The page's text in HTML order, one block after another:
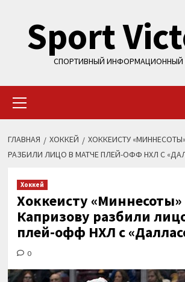
содержимому
Sport
СПОРТИВНЫЙ ИНФОРМАЦИОННЫЙ
меню
ГЛАВНАЯ ХОККЕЙ
ХОККЕИСТУ
РАЗБИЛИ ЛИЦО В МАТЧЕ ПЛЕЙ-ОФФ НХЛ С
Хоккей
Хоккеисту «Миннесоты»
Капризову разбили
плей-офф НХЛ с
0